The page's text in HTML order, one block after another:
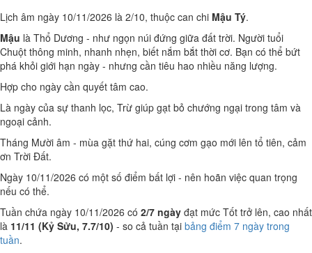
Lịch âm ngày 10/11/2026 là 2/10, thuộc can chi Mậu Tý.
Mậu là Thổ Dương - như ngọn núi đứng giữa đất trời. Người tuổi
Chuột thông minh, nhanh nhẹn, biết nắm bắt thời cơ. Bạn có thể bứt
phá khỏi giới hạn ngày - nhưng cần tiêu hao nhiều năng lượng.
Hợp cho ngày cần quyết tâm cao.
Là ngày của sự thanh lọc, Trừ giúp gạt bỏ chướng ngại trong tâm và
ngoại cảnh.
Tháng Mười âm - mùa gặt thứ hai, cúng cơm gạo mới lên tổ tiên, cảm
ơn Trời Đất.
Ngày 10/11/2026 có một số điểm bất lợi - nên hoãn việc quan trọng
nếu có thể.
Tuần chứa ngày 10/11/2026 có 2/7 ngày đạt mức Tốt trở lên, cao nhất
là 11/11 (Kỷ Sửu, 7.7/10) - so cả tuần tại bảng điểm 7 ngày trong
tuần.